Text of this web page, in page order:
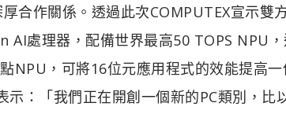
厚合作關係。透過此次COMPUTEX宣示
AI處理器，配備世界最高50 TOPS NPU
NPU，可將16位元應用程式的效能提高
：「我們正在開創一個新的PC類別，比